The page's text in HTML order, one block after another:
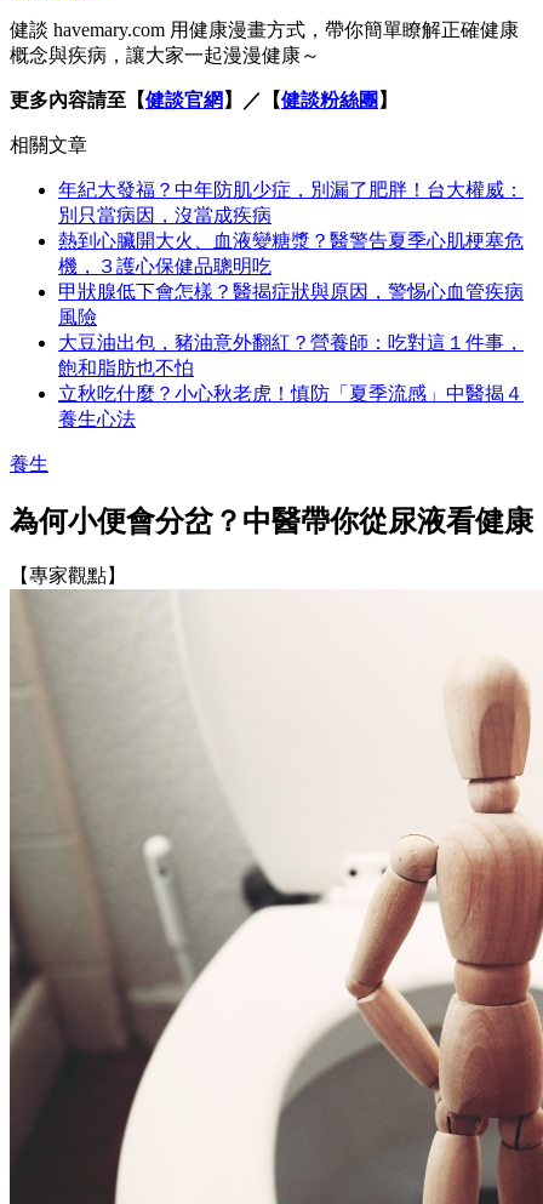
健談 havemary.com 用健康漫畫方式，帶你簡單瞭解正確健康
概念與疾病，讓大家一起漫漫健康～
更多內容請至【健談官網 】／【健談粉絲團 】
相關文章
年紀大發福？中年防肌少症，別漏了肥胖！台大權威：
別只當病因，沒當成疾病
熱到心臟開大火、血液變糖漿？醫警告夏季心肌梗塞危
機，３護心保健品聰明吃
甲狀腺低下會怎樣？醫揭症狀與原因，警惕心血管疾病
風險
大豆油出包，豬油意外翻紅？營養師：吃對這１件事，
飽和脂肪也不怕
立秋吃什麼？小心秋老虎！慎防「夏季流感」中醫揭４
養生心法
養生
為何小便會分岔？中醫帶你從尿液看健康
【專家觀點】